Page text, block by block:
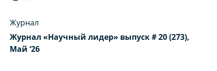
Журнал
Журнал «Научный лидер» выпуск # 20 (273),
Май ‘26